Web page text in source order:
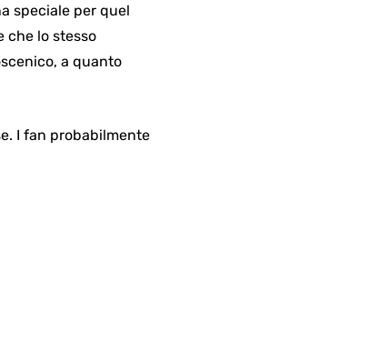
speciale per quel
che lo stesso
a quanto
I fan probabilmente